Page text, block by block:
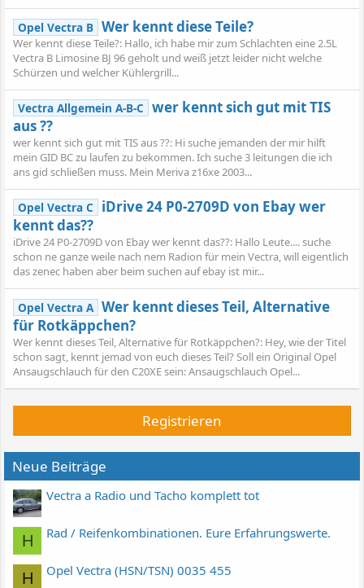
Opel Vectra B Wer kennt diese Teile?
Wer kennt diese Teile?: Hallo, ich habe mir zum Schlachten eine 2.5L
Vectra B Limosine BJ 96 geholt und weiß jetzt leider nicht welche
Schürzen und welcher Kühlergrill...
Vectra Allgemein A-B-C wer kennt sich gut mit TIS
aus ??
wer kennt sich gut mit TIS aus ??: Hi suche jemanden der mir hilft
mein GID BC zu laufen zu bekommen. Ich suche 3 leitungen die ich
ans gid schließen muss. Mein Meriva z16xe 2003...
Opel Vectra C
iDrive 24 P0-2709D von Ebay wer
kennt das??
iDrive 24 P0-2709D von Ebay wer kennt das??: Hallo Leute.... suche
schon ne ganze weile nach nem Radion für mein Vectra, will eigentlich
das zenec haben aber beim suchen auf ebay ist mir...
Opel Vectra A Wer kennt dieses Teil, Alternative
für Rotkäppchen?
Wer kennt dieses Teil, Alternative für Rotkäppchen?: Hey, wie der Titel
schon sagt, kennt jemad von euch dieses Teil? Soll ein Original Opel
Ansaugschlauch für den C20XE sein: Ansaugschlauch Opel...
Registrieren
Neue Beiträge
Vectra a Radio und Tacho komplett tot
H Rad / Reifenkombinationen. Eure Erfahrungswerte.
H Opel Vectra (HSN/TSN) 0035 455